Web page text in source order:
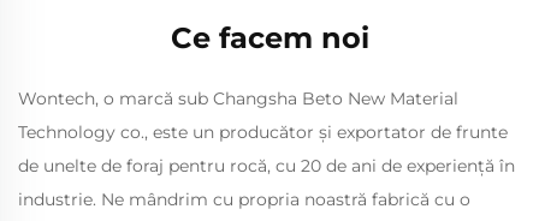
Ce facem noi
Wontech, o marcă sub Changsha Beto New Material
Technology co., este un producător și exportator de frunte
de unelte de foraj pentru rocă, cu 20 de ani de experiență în
industrie. Ne mândrim cu propria noastră fabrică cu o